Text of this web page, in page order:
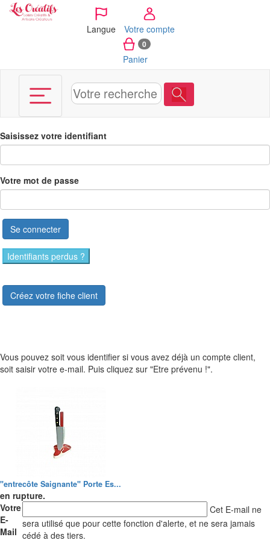
Langue Votre compte
0
Panier
Saisissez votre identifiant
Votre mot de passe
Se connecter
Identifiants perdus ?
Créez votre fiche client
Vous pouvez soit vous identifier si vous avez déjà un compte client,
soit saisir votre e-mail. Puis cliquez sur "Etre prévenu !".
"entrecôte Saignante" Porte Es...
en rupture.
Votre
E-
Mail
Cet E-mail ne
sera utilisé que pour cette fonction d'alerte, et ne sera jamais
cédé à des tiers.
Panneau de gestion des cookies